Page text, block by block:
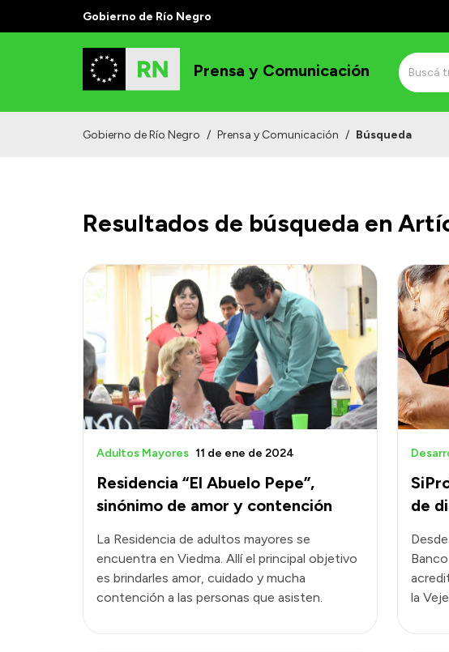
Gobierno de Río Negro
Prensa y Comunicación
Gobierno de Río Negro / Prensa y Comunicación / Búsqueda
Resultados de búsqueda en
Residencia “El Abuelo Pepe”,
sinónimo de amor y contención
Adultos Mayores 11 de ene de 2024
La Residencia de adultos mayores se
encuentra en Viedma. Allí el principal objetivo
es brindarles amor, cuidado y mucha
contención a las personas que asisten.
de
la